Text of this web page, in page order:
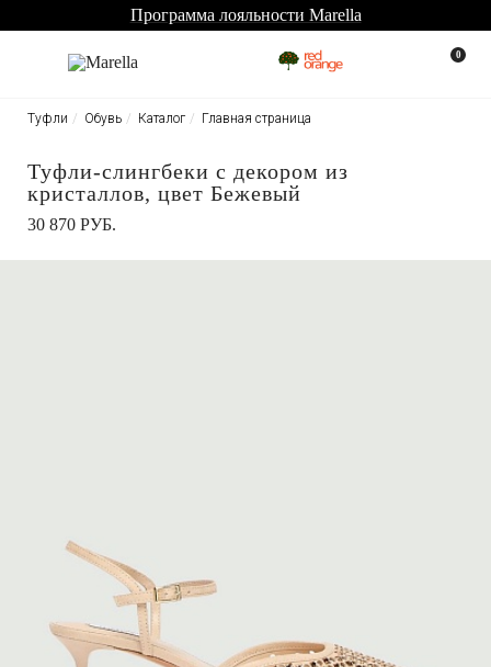
Программа лояльности Marella
0
Главная страница
Каталог
Обувь
Туфли
Туфли-слингбеки с декором из
кристаллов, цвет Бежевый
30 870 РУБ.